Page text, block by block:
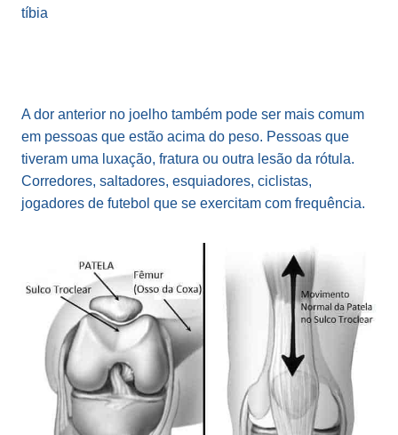
tíbia
A dor anterior no joelho também pode ser mais comum
em pessoas que estão acima do peso. Pessoas que
tiveram uma luxação, fratura ou outra lesão da rótula.
Corredores, saltadores, esquiadores, ciclistas,
jogadores de futebol que se exercitam com frequência.